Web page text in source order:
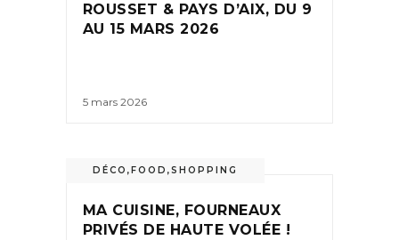
ROUSSET & PAYS D’AIX, DU 9
AU 15 MARS 2026
5 mars 2026
DÉCO ,FOOD ,SHOPPING
MA CUISINE, FOURNEAUX
PRIVÉS DE HAUTE VOLÉE !